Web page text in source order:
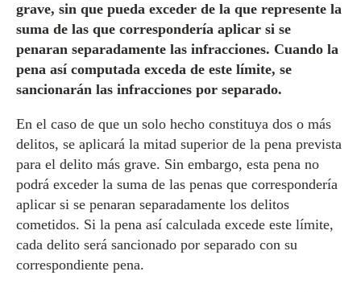
grave, sin que pueda exceder de la que represente la
suma de las que correspondería aplicar si se
penaran separadamente las infracciones. Cuando la
pena así computada exceda de este límite, se
sancionarán las infracciones por separado.
En el caso de que un solo hecho constituya dos o más
delitos, se aplicará la mitad superior de la pena prevista
para el delito más grave. Sin embargo, esta pena no
podrá exceder la suma de las penas que correspondería
aplicar si se penaran separadamente los delitos
cometidos. Si la pena así calculada excede este límite,
cada delito será sancionado por separado con su
correspondiente pena.